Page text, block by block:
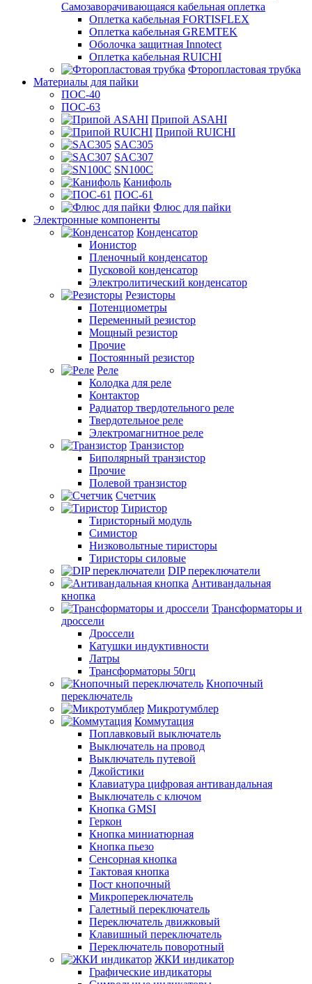
Самозаворачивающаяся кабельная оплетка
Оплетка кабельная FORTISFLEX
Оплетка кабельная GREMTEK
Оболочка защитная Innotect
Оплетка кабельная RUICHI
Фторопластовая трубка
Материалы для пайки
ПОС-40
ПОС-63
Припой ASAHI
Припой RUICHI
SAC305
SAC307
SN100C
Канифоль
ПОС-61
Флюс для пайки
Электронные компоненты
Конденсатор
Ионистор
Пленочный конденсатор
Пусковой конденсатор
Электролитический конденсатор
Резисторы
Потенциометры
Переменный резистор
Мощный резистор
Прочие
Постоянный резистор
Реле
Колодка для реле
Контактор
Радиатор твердотельного реле
Твердотельное реле
Электромагнитное реле
Транзистор
Биполярный транзистор
Прочие
Полевой транзистор
Счетчик
Тиристор
Тиристорный модуль
Симистор
Низковольтные тиристоры
Тиристоры силовые
DIP переключатели
Антивандальная
кнопка
Трансформаторы и
дроссели
Дроссели
Катушки индуктивности
Латры
Трансформаторы 50гц
Кнопочный
переключатель
Микротумблер
Коммутация
Поплавковый выключатель
Выключатель на провод
Выключатель путевой
Джойстики
Клавиатура цифровая антивандальная
Выключатель с ключом
Кнопка GMSI
Геркон
Кнопка миниатюрная
Кнопка пьезо
Сенсорная кнопка
Тактовая кнопка
Пост кнопочный
Микропереключатель
Галетный переключатель
Переключатель движковый
Клавишный переключатель
Переключатель поворотный
ЖКИ индикатор
Графические индикаторы